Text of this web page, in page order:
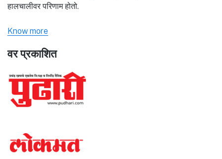
हालचालीवर परिणाम होतो.
Know more
वर प्रकाशित